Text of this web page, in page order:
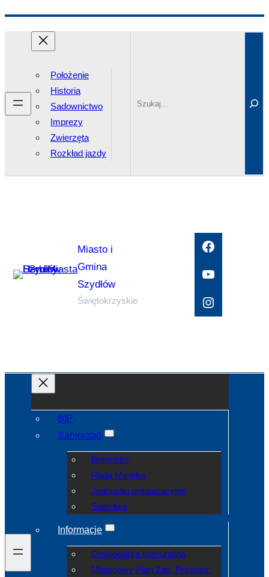
Położenie
Historia
Sadownictwo
Imprezy
Zwierzęta
Rozkład jazdy
Miasto i
Gmina
Szydłów
Świętokrzyskie
Facebook
YouTube
Instagram
BIP
Samorząd
Burmistrz
Rada Miejska
Jednostki organizacyjne
Sołectwa
Informacje
Gospodarka komunalna
Miejscowy Plan Zag. Przestrz.